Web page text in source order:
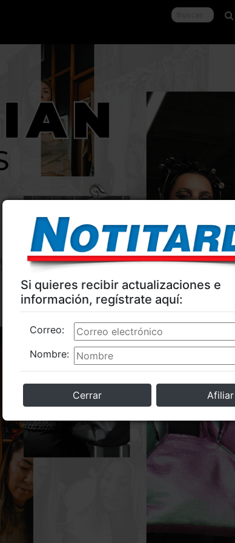
Si quieres recibir actualizaciones e
información, regístrate aquí:
Nombre:
Correo:
Cerrar Afiliar